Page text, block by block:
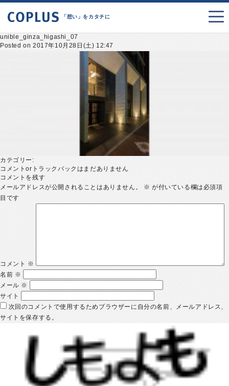
「想い」をカタチに
unible_ginza_higashi_07
Posted on 2017年10月28日(土) 12:47
カテゴリー:
コメントorトラックバックはまだありません
コメントを残す
メールアドレスが公開されることはありません。
※ が付いている欄は必須項
目です
コメント ※
名前 ※
メール ※
サイト
次回のコメントで使用するためブラウザーに自分の名前、メールアドレス、
サイトを保存する。